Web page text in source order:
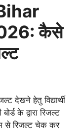
कैसे
देखने हेतु विद्यार्थी
के द्वारा रिजल्ट
से रिजल्ट चेक कर